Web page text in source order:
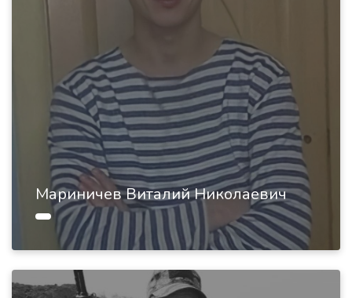
Мариничев Виталий Николаевич